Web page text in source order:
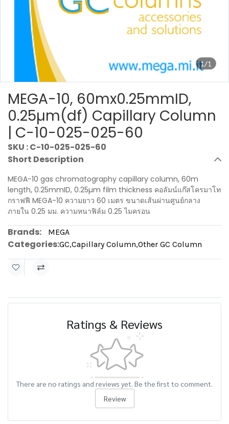
1/1
MEGA-10, 60mx0.25mmID,
0.25µm(df) Capillary Column
| C-10-025-025-60
SKU : C-10-025-025-60
Short Description
MEGA-10 gas chromatography capillary column, 60m
length, 0.25mmID, 0.25µm film thickness คอลัมน์แก๊สโครมาโท
กราฟฟี MEGA-10 ความยาว 60 เมตร ขนาดเส้นผ่านศูนย์กลาง
ภายใน 0.25 มม. ความหนาฟิล์ม 0.25 ไมครอน
Brands: MEGA
Categories:GC,Capillary Column,Other GC Column
Ratings & Reviews
There are no ratings and reviews yet. Be the first to comment.
Review